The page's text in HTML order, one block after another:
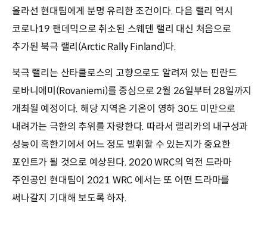
올라선 현대팀에게 분명 유리한 조건이다. 다음 랠리 역시
코로나19 팬데믹으로 취소된 스웨덴 랠리 대신 처음으로
추가된 북극 랠리(Arctic Rally Finland)다.
북극 랠리는 산타클로스의 고향으로도 알려져 있는 핀란드
로바니에미(Rovaniemi)를 중심으로 2월 26일부터 28일까지
개최될 예정이다. 해당 지역은 기온이 영하 30도 미만으로
내려가는 극한의 추위를 자랑한다. 따라서 랠리카의 내구성과
성능이 혹한기에서 어느 정도 발휘할 수 있는지가 중요한
포인트가 될 것으로 예상된다. 2020 WRC의 역전 드라마
주인공인 현대팀이 2021 WRC 에서는 또 어떤 드라마를
써나갈지 기대해 보도록 하자.